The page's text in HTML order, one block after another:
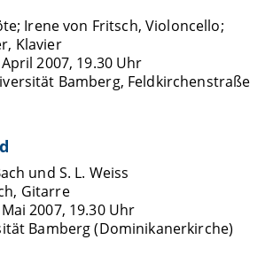
Irene von Fritsch, Violoncello;
Klavier
2007, 19.30 Uhr
Bamberg, Feldkirchenstraße
und S. L. Weiss
Gitarre
2007, 19.30 Uhr
Bamberg (Dominikanerkirche)